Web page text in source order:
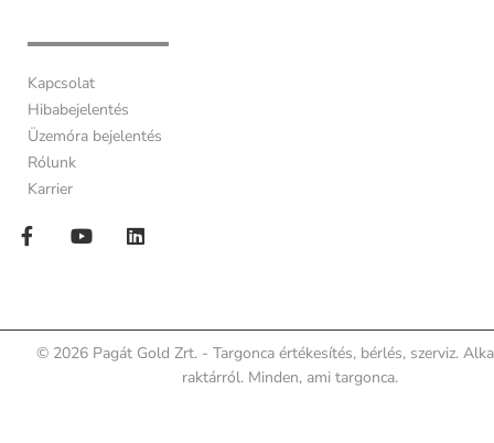
Kapcsolat
Hibabejelentés
Üzemóra bejelentés
Rólunk
Karrier
© 2026 Pagát Gold Zrt. - Targonca értékesítés, bérlés, szerviz.
raktárról. Minden, ami targonca.